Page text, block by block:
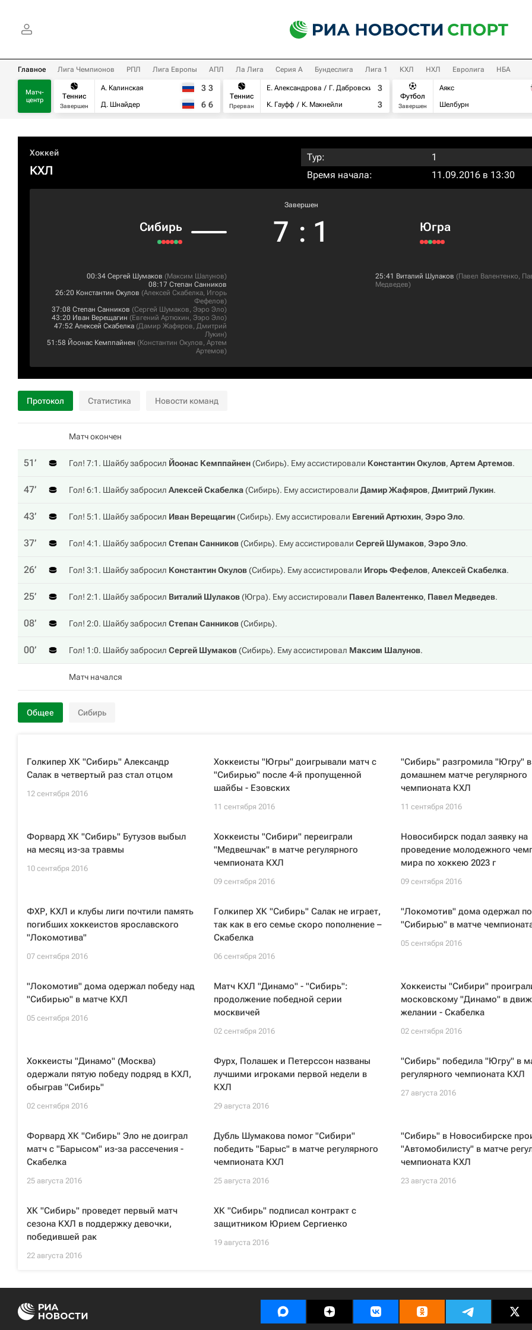
Главное Лига Чемпионов РПЛ Лига Европы АПЛ Ла Лига Серия А Бундеслига Лига 1 КХЛ НХЛ Евролига НБА
Матч-
центр
Теннис
Завершен
А. Калинская
Д. Шнайдер
3 3
6 6
Теннис
Прерван
Е. Александрова
Г. Дабровски
К. Гауфф
К. Макнейли
3
3
Футбол
Завершен
Аякс
Шелбурн
Хоккей
КХЛ
Тур:
1
Время начала:
11.09.2016 в 13:30
Сибирь
Завершен
7 : 1 Югра
00:34 Сергей Шумаков (Максим Шалунов)
08:17 Степан Санников
26:20 Константин Окулов (Алексей Скабелка, Игорь
Фефелов)
37:08 Степан Санников (Сергей Шумаков, Ээро Эло)
43:20 Иван Верещагин (Евгений Артюхин, Ээро Эло)
47:52 Алексей Скабелка (Дамир Жафяров, Дмитрий
Лукин)
51:58 Йоонас Кемппайнен (Константин Окулов, Артем
Артемов)
25:41 Виталий Шулаков (Павел Валентенко,
Медведев)
Протокол Статистика Новости команд
Матч окончен
51‎’‎ Гол! 7:1. Шайбу забросил Йоонас Кемппайнен(Сибирь). Ему ассистировали Константин Окулов, Артем Артемов.
47‎’‎ Гол! 6:1. Шайбу забросил Алексей Скабелка(Сибирь). Ему ассистировали Дамир Жафяров, Дмитрий Лукин.
43‎’‎ Гол! 5:1. Шайбу забросил Иван Верещагин(Сибирь). Ему ассистировали Евгений Артюхин, Ээро Эло.
37‎’‎ Гол! 4:1. Шайбу забросил Степан Санников(Сибирь). Ему ассистировали Сергей Шумаков, Ээро Эло.
26‎’‎ Гол! 3:1. Шайбу забросил Константин Окулов(Сибирь). Ему ассистировали Игорь Фефелов, Алексей Скабелка.
25‎’‎ Гол! 2:1. Шайбу забросил Виталий Шулаков(Югра). Ему ассистировали Павел Валентенко, Павел Медведев.
08‎’‎ Гол! 2:0. Шайбу забросил Степан Санников(Сибирь).
00‎’‎ Гол! 1:0. Шайбу забросил Сергей Шумаков(Сибирь). Ему ассистировал Максим Шалунов.
Матч начался
Общее Сибирь
Голкипер ХК "Сибирь" Александр
Салак в четвертый раз стал отцом
12 сентября 2016
Хоккеисты "Югры" доигрывали матч с
"Сибирью" после 4-й пропущенной
шайбы - Езовских
11 сентября 2016
"Сибирь" разгромила "Югру" в
домашнем матче регулярного
чемпионата КХЛ
11 сентября 2016
Форвард ХК "Сибирь" Бутузов выбыл
на месяц из-за травмы
10 сентября 2016
Хоккеисты "Сибири" переиграли
"Медвешчак" в матче регулярного
чемпионата КХЛ
09 сентября 2016
Новосибирск подал заявку на
проведение молодежного
мира по хоккею 2023 г
09 сентября 2016
ФХР, КХЛ и клубы лиги почтили память
погибших хоккеистов ярославского
"Локомотива"
07 сентября 2016
Голкипер ХК "Сибирь" Салак не играет,
так как в его семье скоро пополнение –
Скабелка
06 сентября 2016
"Локомотив" дома одержал
"Сибирью" в матче
05 сентября 2016
"Локомотив" дома одержал победу над
"Сибирью" в матче КХЛ
05 сентября 2016
Матч КХЛ "Динамо" - "Сибирь":
продолжение победной серии
москвичей
02 сентября 2016
Хоккеисты "Сибири"
московскому "Динамо" в
желании - Скабелка
02 сентября 2016
Хоккеисты "Динамо" (Москва)
одержали пятую победу подряд в КХЛ,
обыграв "Сибирь"
02 сентября 2016
Фурх, Полашек и Петерссон названы
лучшими игроками первой недели в
КХЛ
29 августа 2016
"Сибирь" победила "Югру" в
регулярного чемпионата КХЛ
27 августа 2016
Форвард ХК "Сибирь" Эло не доиграл
матч с "Барысом" из-за рассечения -
Скабелка
25 августа 2016
Дубль Шумакова помог "Сибири"
победить "Барыс" в матче регулярного
чемпионата КХЛ
25 августа 2016
"Сибирь" в Новосибирске
"Автомобилисту" в матче
чемпионата КХЛ
23 августа 2016
ХК "Сибирь" проведет первый матч
сезона КХЛ в поддержку девочки,
победившей рак
22 августа 2016
ХК "Сибирь" подписал контракт с
защитником Юрием Сергиенко
19 августа 2016